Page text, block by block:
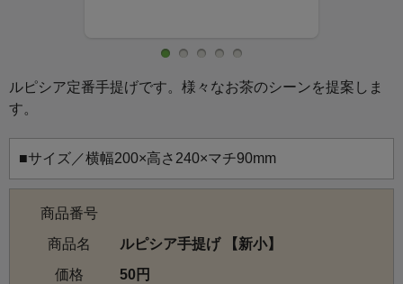
ルピシア定番手提げです。様々なお茶のシーンを提案しま
す。
■サイズ／横幅200×高さ240×マチ90mm
商品番号
商品名
ルピシア手提げ 【新小】
価格
50円